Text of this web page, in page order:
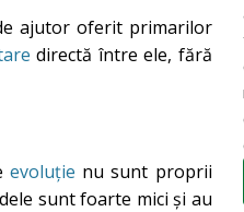
ajutor oferit primarilor
directă între ele, fără
evoluție nu sunt proprii
sunt foarte mici și au